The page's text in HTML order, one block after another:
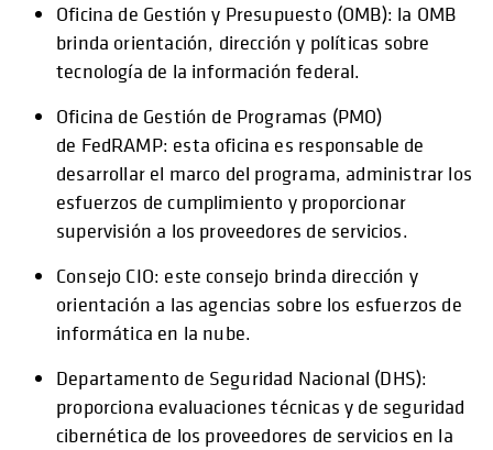
Oficina de Gestión y Presupuesto (OMB): la OMB
brinda orientación, dirección y políticas sobre
tecnología de la información federal.
Oficina de Gestión de Programas (PMO)
de FedRAMP: esta oficina es responsable de
desarrollar el marco del programa, administrar los
esfuerzos de cumplimiento y proporcionar
supervisión a los proveedores de servicios.
Consejo CIO: este consejo brinda dirección y
orientación a las agencias sobre los esfuerzos de
informática en la nube.
Departamento de Seguridad Nacional (DHS):
proporciona evaluaciones técnicas y de seguridad
cibernética de los proveedores de servicios en la